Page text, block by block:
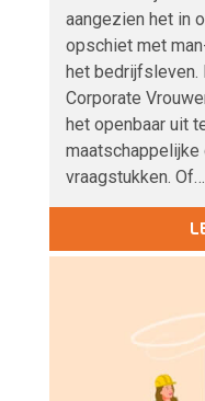
aangezien het in
opschiet met
het bedrijfsleven.
Corporate
het openbaar uit
vraagstukken.